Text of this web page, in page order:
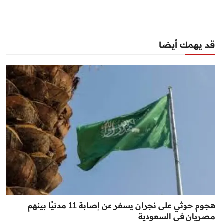
قد يهمك أيضا
هجوم حوثي على نجران يسفر عن إصابة 11 مدنيًا بينهم
مصريان في السعودية